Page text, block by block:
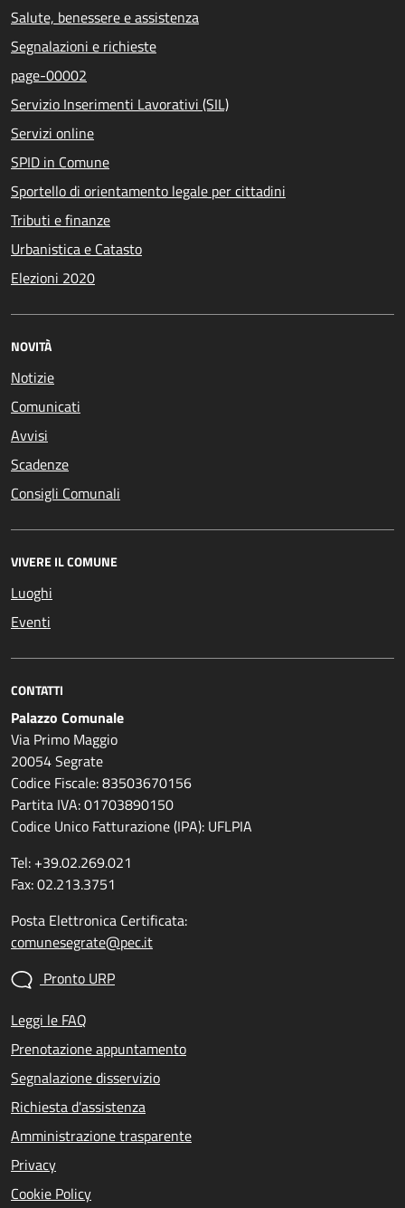
Salute, benessere e assistenza
Segnalazioni e richieste
page-00002
Servizio Inserimenti Lavorativi (SIL)
Servizi online
SPID in Comune
Sportello di orientamento legale per cittadini
Tributi e finanze
Urbanistica e Catasto
Elezioni 2020
NOVITÀ
Notizie
Comunicati
Avvisi
Scadenze
Consigli Comunali
VIVERE IL COMUNE
Luoghi
Eventi
CONTATTI
Palazzo Comunale
Via Primo Maggio
20054 Segrate
Codice Fiscale: 83503670156
Partita IVA: 01703890150
Codice Unico Fatturazione (IPA): UFLPIA
Tel: +39.02.269.021
Fax: 02.213.3751
Posta Elettronica Certificata:
comunesegrate@pec.it
Pronto URP
Leggi le FAQ
Prenotazione appuntamento
Segnalazione disservizio
Richiesta d'assistenza
Amministrazione trasparente
Privacy
Cookie Policy